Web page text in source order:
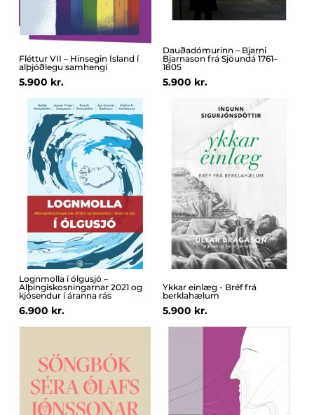
Fléttur VII – Hinsegin Ísland í
alþjóðlegu samhengi
5.900 kr.
Dauðadómurinn – Bjarni
Bjarnason frá Sjöundá 1761–
1805
5.900 kr.
Lognmolla í ólgusjó –
Alþingiskosningarnar 2021 og
kjósendur í áranna rás
6.900 kr.
Ykkar einlæg - Bréf frá
berklahælum
5.900 kr.